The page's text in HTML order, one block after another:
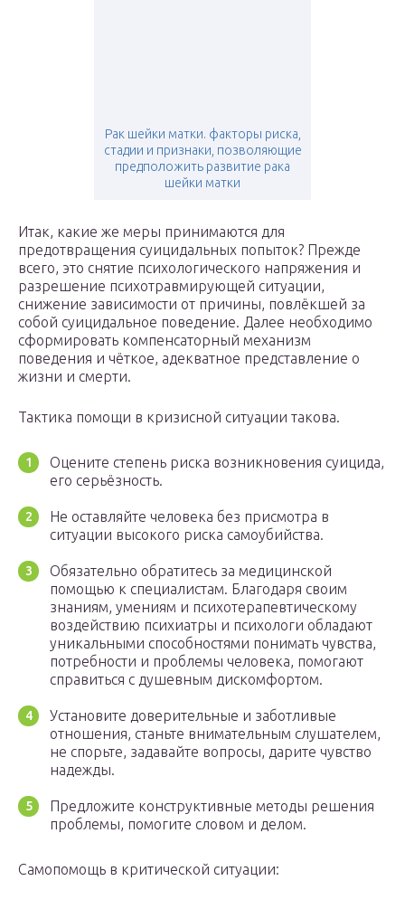
Рак шейки матки. факторы риска,
стадии и признаки, позволяющие
предположить развитие рака
шейки матки
Итак, какие же меры принимаются для
предотвращения суицидальных попыток? Прежде
всего, это снятие психологического напряжения и
разрешение психотравмирующей ситуации,
снижение зависимости от причины, повлёкшей за
собой суицидальное поведение. Далее необходимо
сформировать компенсаторный механизм
поведения и чёткое, адекватное представление о
жизни и смерти.
Тактика помощи в кризисной ситуации такова.
Оцените степень риска возникновения суицида,
его серьёзность.
Не оставляйте человека без присмотра в
ситуации высокого риска самоубийства.
Обязательно обратитесь за медицинской
помощью к специалистам. Благодаря своим
знаниям, умениям и психотерапевтическому
воздействию психиатры и психологи обладают
уникальными способностями понимать чувства,
потребности и проблемы человека, помогают
справиться с душевным дискомфортом.
Установите доверительные и заботливые
отношения, станьте внимательным слушателем,
не спорьте, задавайте вопросы, дарите чувство
надежды.
Предложите конструктивные методы решения
проблемы, помогите словом и делом.
Самопомощь в критической ситуации: